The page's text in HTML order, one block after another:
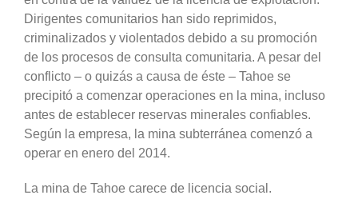
Dirigentes comunitarios han sido reprimidos,
criminalizados y violentados debido a su promoción
de los procesos de consulta comunitaria. A pesar del
conflicto – o quizás a causa de éste – Tahoe se
precipitó a comenzar operaciones en la mina, incluso
antes de establecer reservas minerales confiables.
Según la empresa, la mina subterránea comenzó a
operar en enero del 2014.
La mina de Tahoe carece de licencia social.